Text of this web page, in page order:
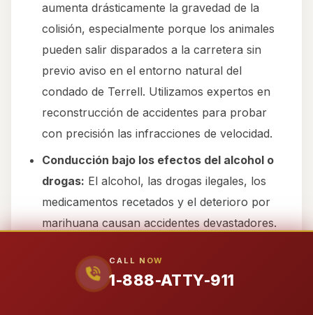
CALL NOW
1-888-ATTY-911
aumenta drásticamente la gravedad de la
colisión, especialmente porque los animales
pueden salir disparados a la carretera sin
previo aviso en el entorno natural del
condado de Terrell. Utilizamos expertos en
reconstrucción de accidentes para probar
con precisión las infracciones de velocidad.
Conducción bajo los efectos del alcohol o
drogas: El alcohol, las drogas ilegales, los
medicamentos recetados y el deterioro por
marihuana causan accidentes devastadores.
conducción bajo los efectos del alcohol o
drogas sigue siendo un riesgo grave en las